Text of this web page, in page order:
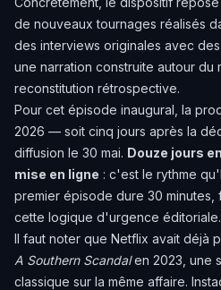
de nouveaux tournages réalisés
des interviews originales avec
une narration construite autour du
reconstitution rétrospective.
Pour cet épisode inaugural, la
2026 — soit cinq jours après la
diffusion le 30 mai. Douze jours
mise en ligne : c'est le rythme
premier épisode dure 30 minutes,
cette logique d'urgence éditoriale.
Il faut noter que Netflix avait déjà
A Southern Scandalen 2023, une
classique sur la même affaire.